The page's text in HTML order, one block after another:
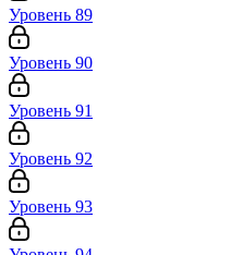
Уровень 89
Уровень 90
Уровень 91
Уровень 92
Уровень 93